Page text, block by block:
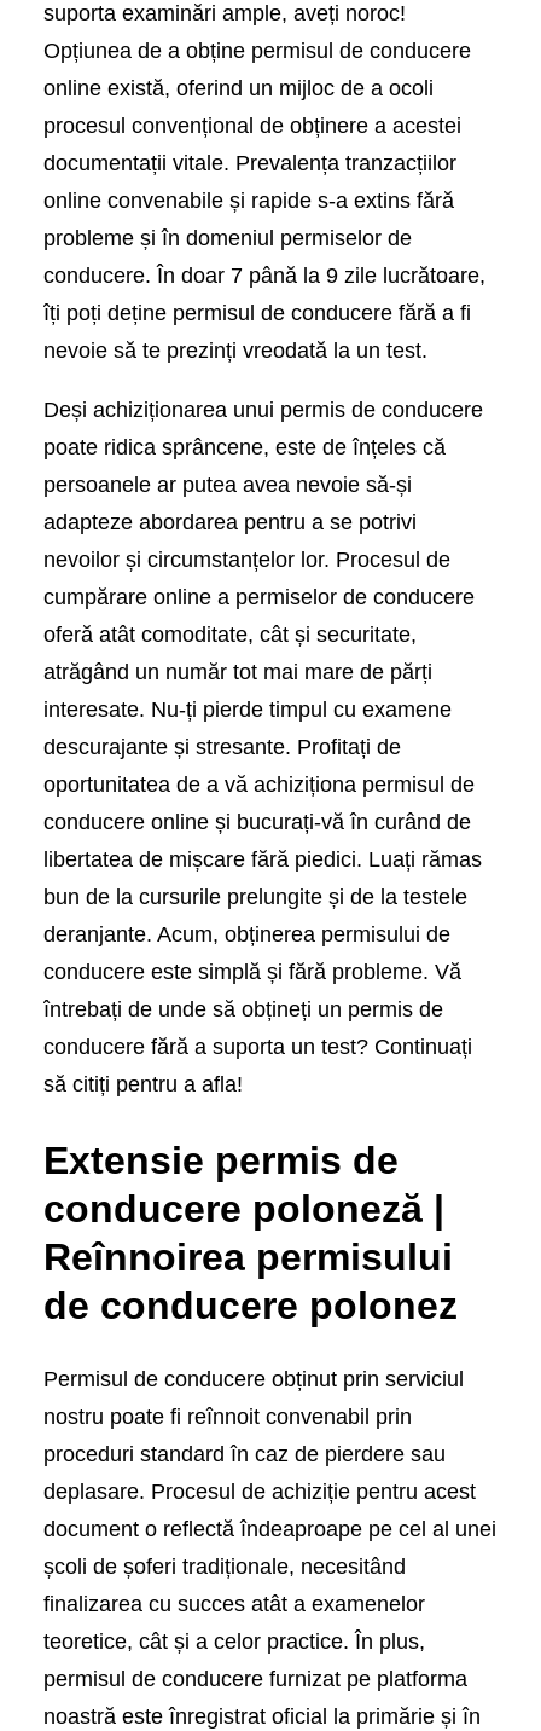
suporta examinări ample, aveți noroc!
Opțiunea de a obține permisul de conducere
online există, oferind un mijloc de a ocoli
procesul convențional de obținere a acestei
documentații vitale. Prevalența tranzacțiilor
online convenabile și rapide s-a extins fără
probleme și în domeniul permiselor de
conducere. În doar 7 până la 9 zile lucrătoare,
îți poți deține permisul de conducere fără a fi
nevoie să te prezinți vreodată la un test.
Deși achiziționarea unui permis de conducere
poate ridica sprâncene, este de înțeles că
persoanele ar putea avea nevoie să-și
adapteze abordarea pentru a se potrivi
nevoilor și circumstanțelor lor. Procesul de
cumpărare online a permiselor de conducere
oferă atât comoditate, cât și securitate,
atrăgând un număr tot mai mare de părți
interesate. Nu-ți pierde timpul cu examene
descurajante și stresante. Profitați de
oportunitatea de a vă achiziționa permisul de
conducere online și bucurați-vă în curând de
libertatea de mișcare fără piedici. Luați rămas
bun de la cursurile prelungite și de la testele
deranjante. Acum, obținerea permisului de
conducere este simplă și fără probleme. Vă
întrebați de unde să obțineți un permis de
conducere fără a suporta un test? Continuați
să citiți pentru a afla!
Extensie permis de
conducere poloneză |
Reînnoirea permisului
de conducere polonez
Permisul de conducere obținut prin serviciul
nostru poate fi reînnoit convenabil prin
proceduri standard în caz de pierdere sau
deplasare. Procesul de achiziție pentru acest
document o reflectă îndeaproape pe cel al unei
școli de șoferi tradiționale, necesitând
finalizarea cu succes atât a examenelor
teoretice, cât și a celor practice. În plus,
permisul de conducere furnizat pe platforma
noastră este înregistrat oficial la primărie și în